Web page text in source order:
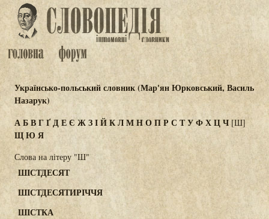
Українсько-польський словник (Мар'ян Юрковський, Василь
Назарук)
АБВГҐДЕЄЖЗІЙКЛМНОПР С ТУФХЦЧ [Ш]
ЩЮЯ
Слова на літеру "Ш"
ШІСТДЕСЯТ
ШІСТДЕСЯТИРІЧЧЯ
ШІСТКА